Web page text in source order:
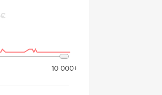
€
10 000+